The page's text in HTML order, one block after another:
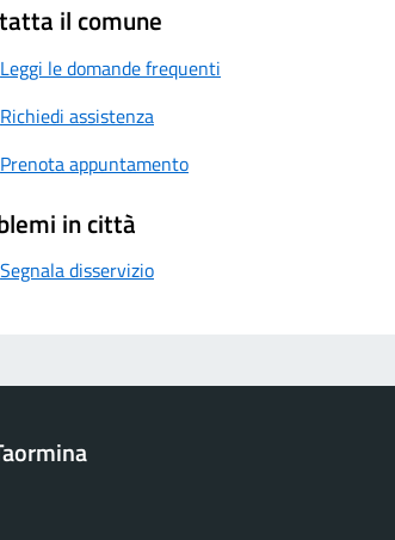
il comune
Leggi le domande frequenti
Richiedi assistenza
Prenota appuntamento
in città
Segnala disservizio